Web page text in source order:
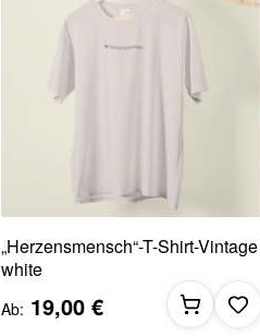
„Herzensmensch“-T-Shirt-Vintage
white
Ab 19,00 €